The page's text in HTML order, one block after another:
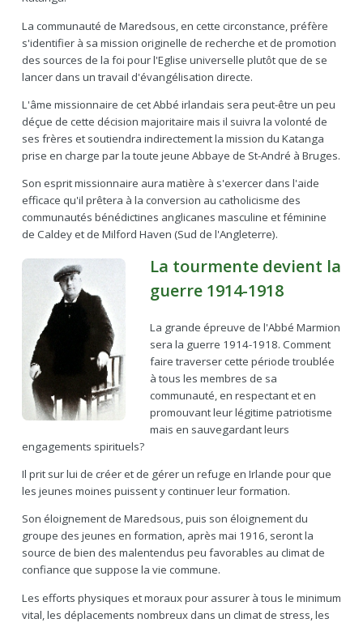
La communauté de Maredsous, en cette circonstance, préfère
s'identifier à sa mission originelle de recherche et de promotion
des sources de la foi pour l'Eglise universelle plutôt que de se
lancer dans un travail d'évangélisation directe.
L'âme missionnaire de cet Abbé irlandais sera peut-être un peu
déçue de cette décision majoritaire mais il suivra la volonté de
ses frères et soutiendra indirectement la mission du Katanga
prise en charge par la toute jeune Abbaye de St-André à Bruges.
Son esprit missionnaire aura matière à s'exercer dans l'aide
efficace qu'il prêtera à la conversion au catholicisme des
communautés bénédictines anglicanes masculine et féminine
de Caldey et de Milford Haven (Sud de l'Angleterre).
La tourmente devient la
guerre 1914-1918
La grande épreuve de l'Abbé Marmion
sera la guerre 1914-1918. Comment
faire traverser cette période troublée
à tous les membres de sa
communauté, en respectant et en
promouvant leur légitime patriotisme
mais en sauvegardant leurs
engagements spirituels?
Il prit sur lui de créer et de gérer un refuge en Irlande pour que
les jeunes moines puissent y continuer leur formation.
Son éloignement de Maredsous, puis son éloignement du
groupe des jeunes en formation, après mai 1916, seront la
source de bien des malentendus peu favorables au climat de
confiance que suppose la vie commune.
Les efforts physiques et moraux pour assurer à tous le minimum
vital, les déplacements nombreux dans un climat de stress, les